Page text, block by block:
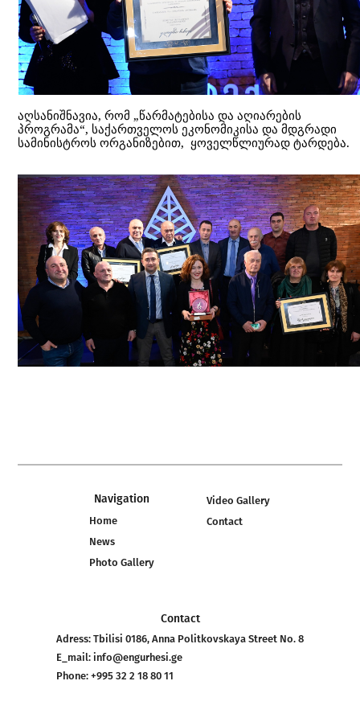
აღსანიშნავია, რომ „წარმატებისა და აღიარების
პროგრამა“, საქართველოს ეკონომიკისა და მდგრადი
სამინისტროს ორგანიზებით, ყოველწლიურად ტარდება.
Navigation
Home
News
Photo Gallery
Video Gallery
Contact
Contact
Adress: Tbilisi 0186, Anna Politkovskaya Street No. 8
E_mail: info@engurhesi.ge
Phone: +995 32 2 18 80 11